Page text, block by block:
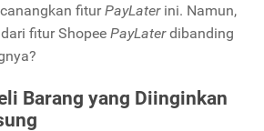
fiturPayLater ini. Namun,
fitur Shopee PayLaterdibanding
Barang yang Diinginkan